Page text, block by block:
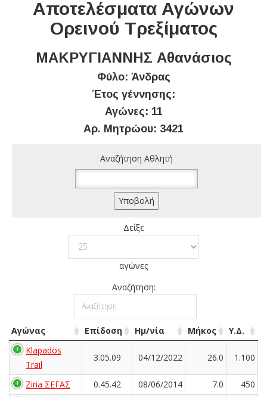
Αποτελέσματα Αγώνων
Ορεινού Τρεξίματος
ΜΑΚΡΥΓΙΑΝΝΗΣ Αθανάσιος
Φύλο: Άνδρας
Έτος γέννησης:
Αγώνες: 11
Αρ. Μητρώου: 3421
Αναζήτηση Αθλητή
Δείξε
αγώνες
Αναζήτηση:
Αγώνας Επίδοση Ημ/νία Μήκος
Υ.Δ.
Klapados
Trail
3.05.09 04/12/2022 26.0 1.100
Ziria ΣΕΓΑΣ 0.45.42 08/06/2014 7.0
450